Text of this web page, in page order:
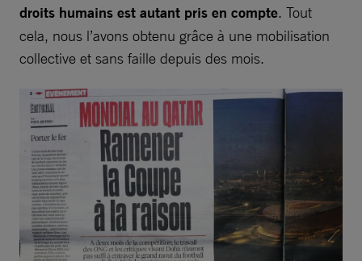
droits humains est autant pris en compte. Tout
cela, nous l’avons obtenu grâce à une mobilisation
collective et sans faille depuis des mois.